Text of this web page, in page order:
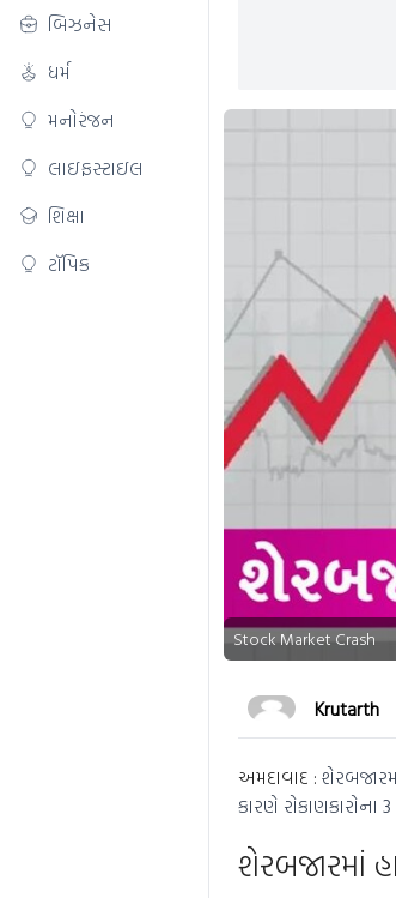
બિઝનેસ
ધર્મ
મનોરંજન
લાઇફસ્ટાઇલ
શિક્ષા
ટૉપિક
Stock Market Crash
Krutarth
અમદાવાદ :
કારણે રોકાણકારોના
શેરબજારમાં